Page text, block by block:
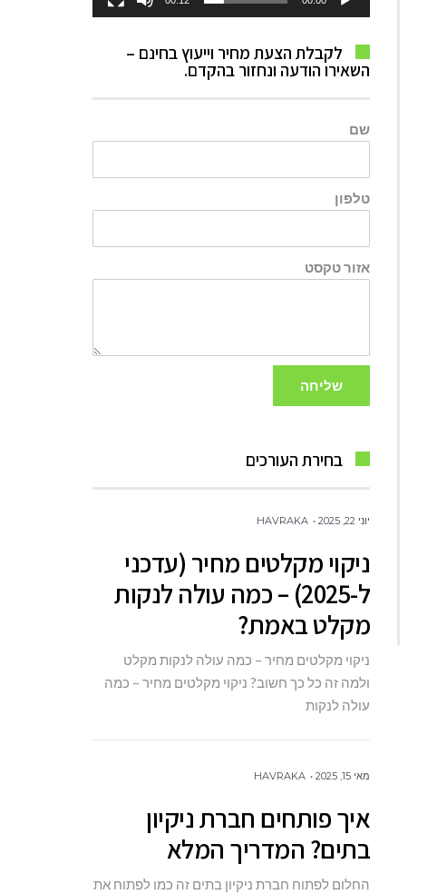
לקבלת הצעת מחיר וייעוץ בחינם –
השאירו הודעה ונחזור בהקדם.
שם
טלפון
אזור טקסט
שליחה
בחירת העורכים
יוני 22, 2025 HAVRAKA
ניקוי מקלטים מחיר (עדכני
ל-2025) – כמה עולה לנקות
מקלט באמת?
ניקוי מקלטים מחיר – כמה עולה לנקות מקלט
ולמה זה כל כך חשוב? ניקוי מקלטים מחיר – כמה
עולה לנקות
מאי 15, 2025 HAVRAKA
איך פותחים חברת ניקיון
בתים? המדריך המלא
החלום לפתוח חברת ניקיון בתים זה כמו לפתוח את